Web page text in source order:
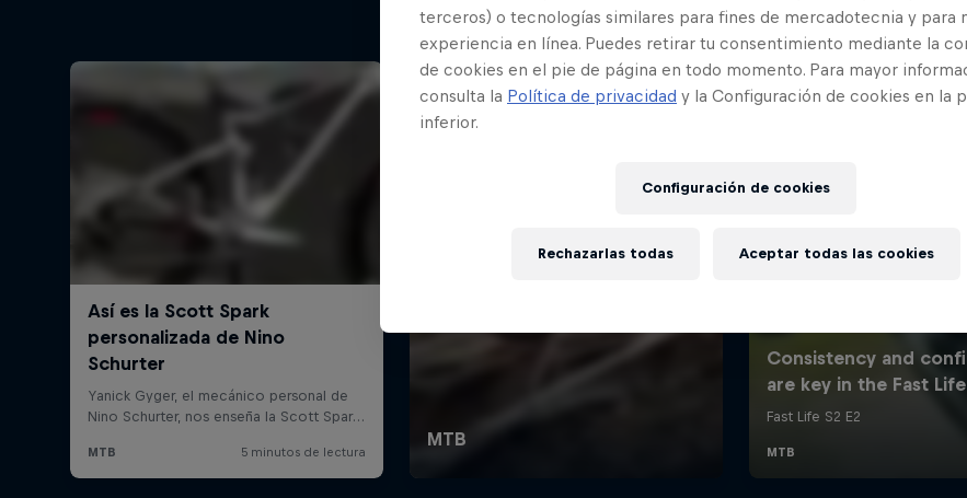
terceros) o tecnologías similares para fines de mercadotecnia y para
experiencia en línea. Puedes retirar tu consentimiento mediante la
de cookies en el pie de página en todo momento. Para mayor
consulta la Política de privacidad y la Configuración de cookies en la
inferior.
Configuración de cookies
Rechazarlas todas Aceptar todas las cookies